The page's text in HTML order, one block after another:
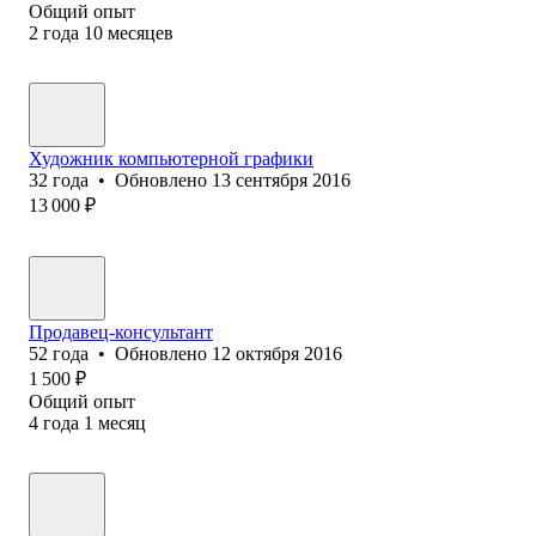
Общий опыт
2 года 10 месяцев
Художник компьютерной графики
32 года • Обновлено 13 сентября 2016
13 000 ₽
Продавец-консультант
52 года • Обновлено 12 октября 2016
1 500 ₽
Общий опыт
4 года 1 месяц